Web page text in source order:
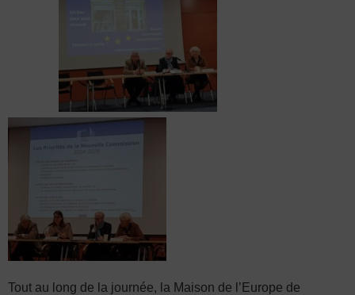
Tout au long de la journée, la Maison de l’Europe de